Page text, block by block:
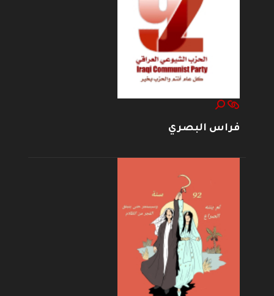
فراس البصري